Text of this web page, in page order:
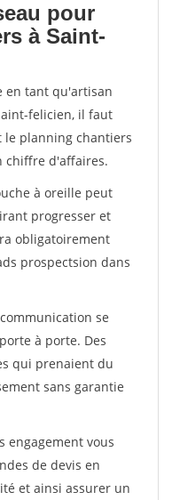
pour
à Saint-
en tant qu'artisan
felicien, il faut
planning chantiers
chiffre d'affaires.
à oreille peut
progresser et
obligatoirement
prospectsion dans
se
à porte. Des
qui prenaient du
sans garantie
engagement vous
de devis en
et ainsi assurer un